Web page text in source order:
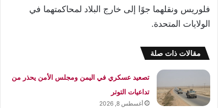
فلوريس ونقلهما جوًا إلى خارج البلاد لمحاكمتهما في
الولايات المتحدة.
مقالات ذات صلة
تصعيد عسكري في اليمن ومجلس الأمن يحذر من
تداعيات التوتر
أغسطس 8, 2026